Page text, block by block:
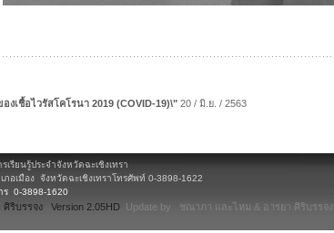
เชื้อไวรัสโคโรนา 2019 (COVID-19)\" 20 / มิ.ย. / 2563
เรียนรู้ประจำจังหวัดฉะเชิงเทรา
อเมือง จังหวัดฉะเชิงเทราโทรศัพท์ 0-3898-1622
ร 0-3898-1620
ริบรรจง Version 2.05HD Update by ชณาภา และไหม & อารยา ศิริบรรจง